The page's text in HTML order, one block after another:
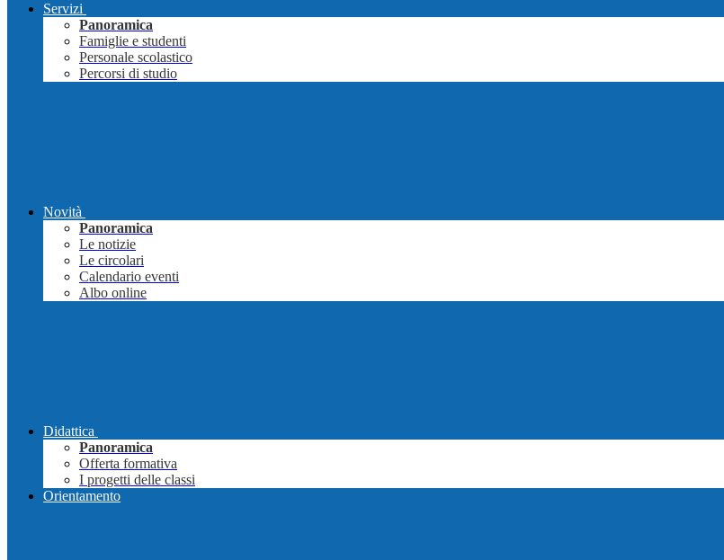
Servizi
Panoramica
Famiglie e studenti
Personale scolastico
Percorsi di studio
Novità
Panoramica
Le notizie
Le circolari
Calendario eventi
Albo online
Didattica
Panoramica
Offerta formativa
I progetti delle classi
Orientamento